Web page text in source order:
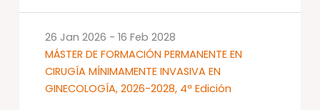
MÁSTER DE FORMACIÓN PERMANENTE EN
CIRUGÍA MÍNIMAMENTE INVASIVA EN
GINECOLOGÍA, 2026-2028, 4ª Edición
26 Jan 2026 - 16 Feb 2028